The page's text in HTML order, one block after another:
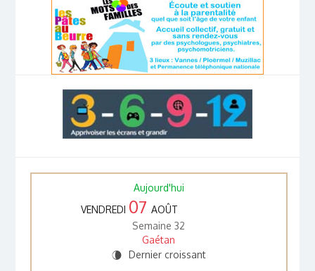
Aujourd'hui
VENDREDI 07 AOÛT
Semaine 32
Gaétan
V Dernier croissant